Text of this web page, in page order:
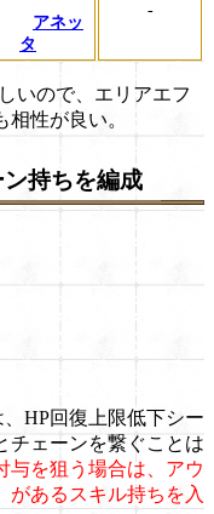
アネッ
タ
-
いので、エリアエフ
性が良い。
持ちを編成
HP回復上限低下シー
チェーンを繋ぐことは
与を狙う場合は、アウ
があるスキル持ちを入